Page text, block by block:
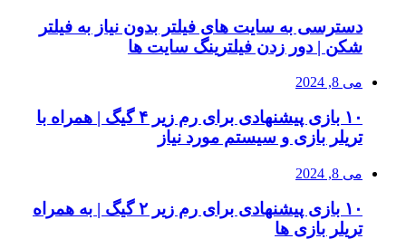
دسترسی به سایت های فیلتر بدون نیاز به فیلتر
شکن | دور زدن فیلترینگ سایت ها
می 8, 2024
۱۰ بازی پیشنهادی برای رم زیر ۴ گیگ | همراه با
تریلر بازی و سیستم مورد نیاز
می 8, 2024
۱۰ بازی پیشنهادی برای رم زیر ۲ گیگ | به همراه
تریلر بازی ها